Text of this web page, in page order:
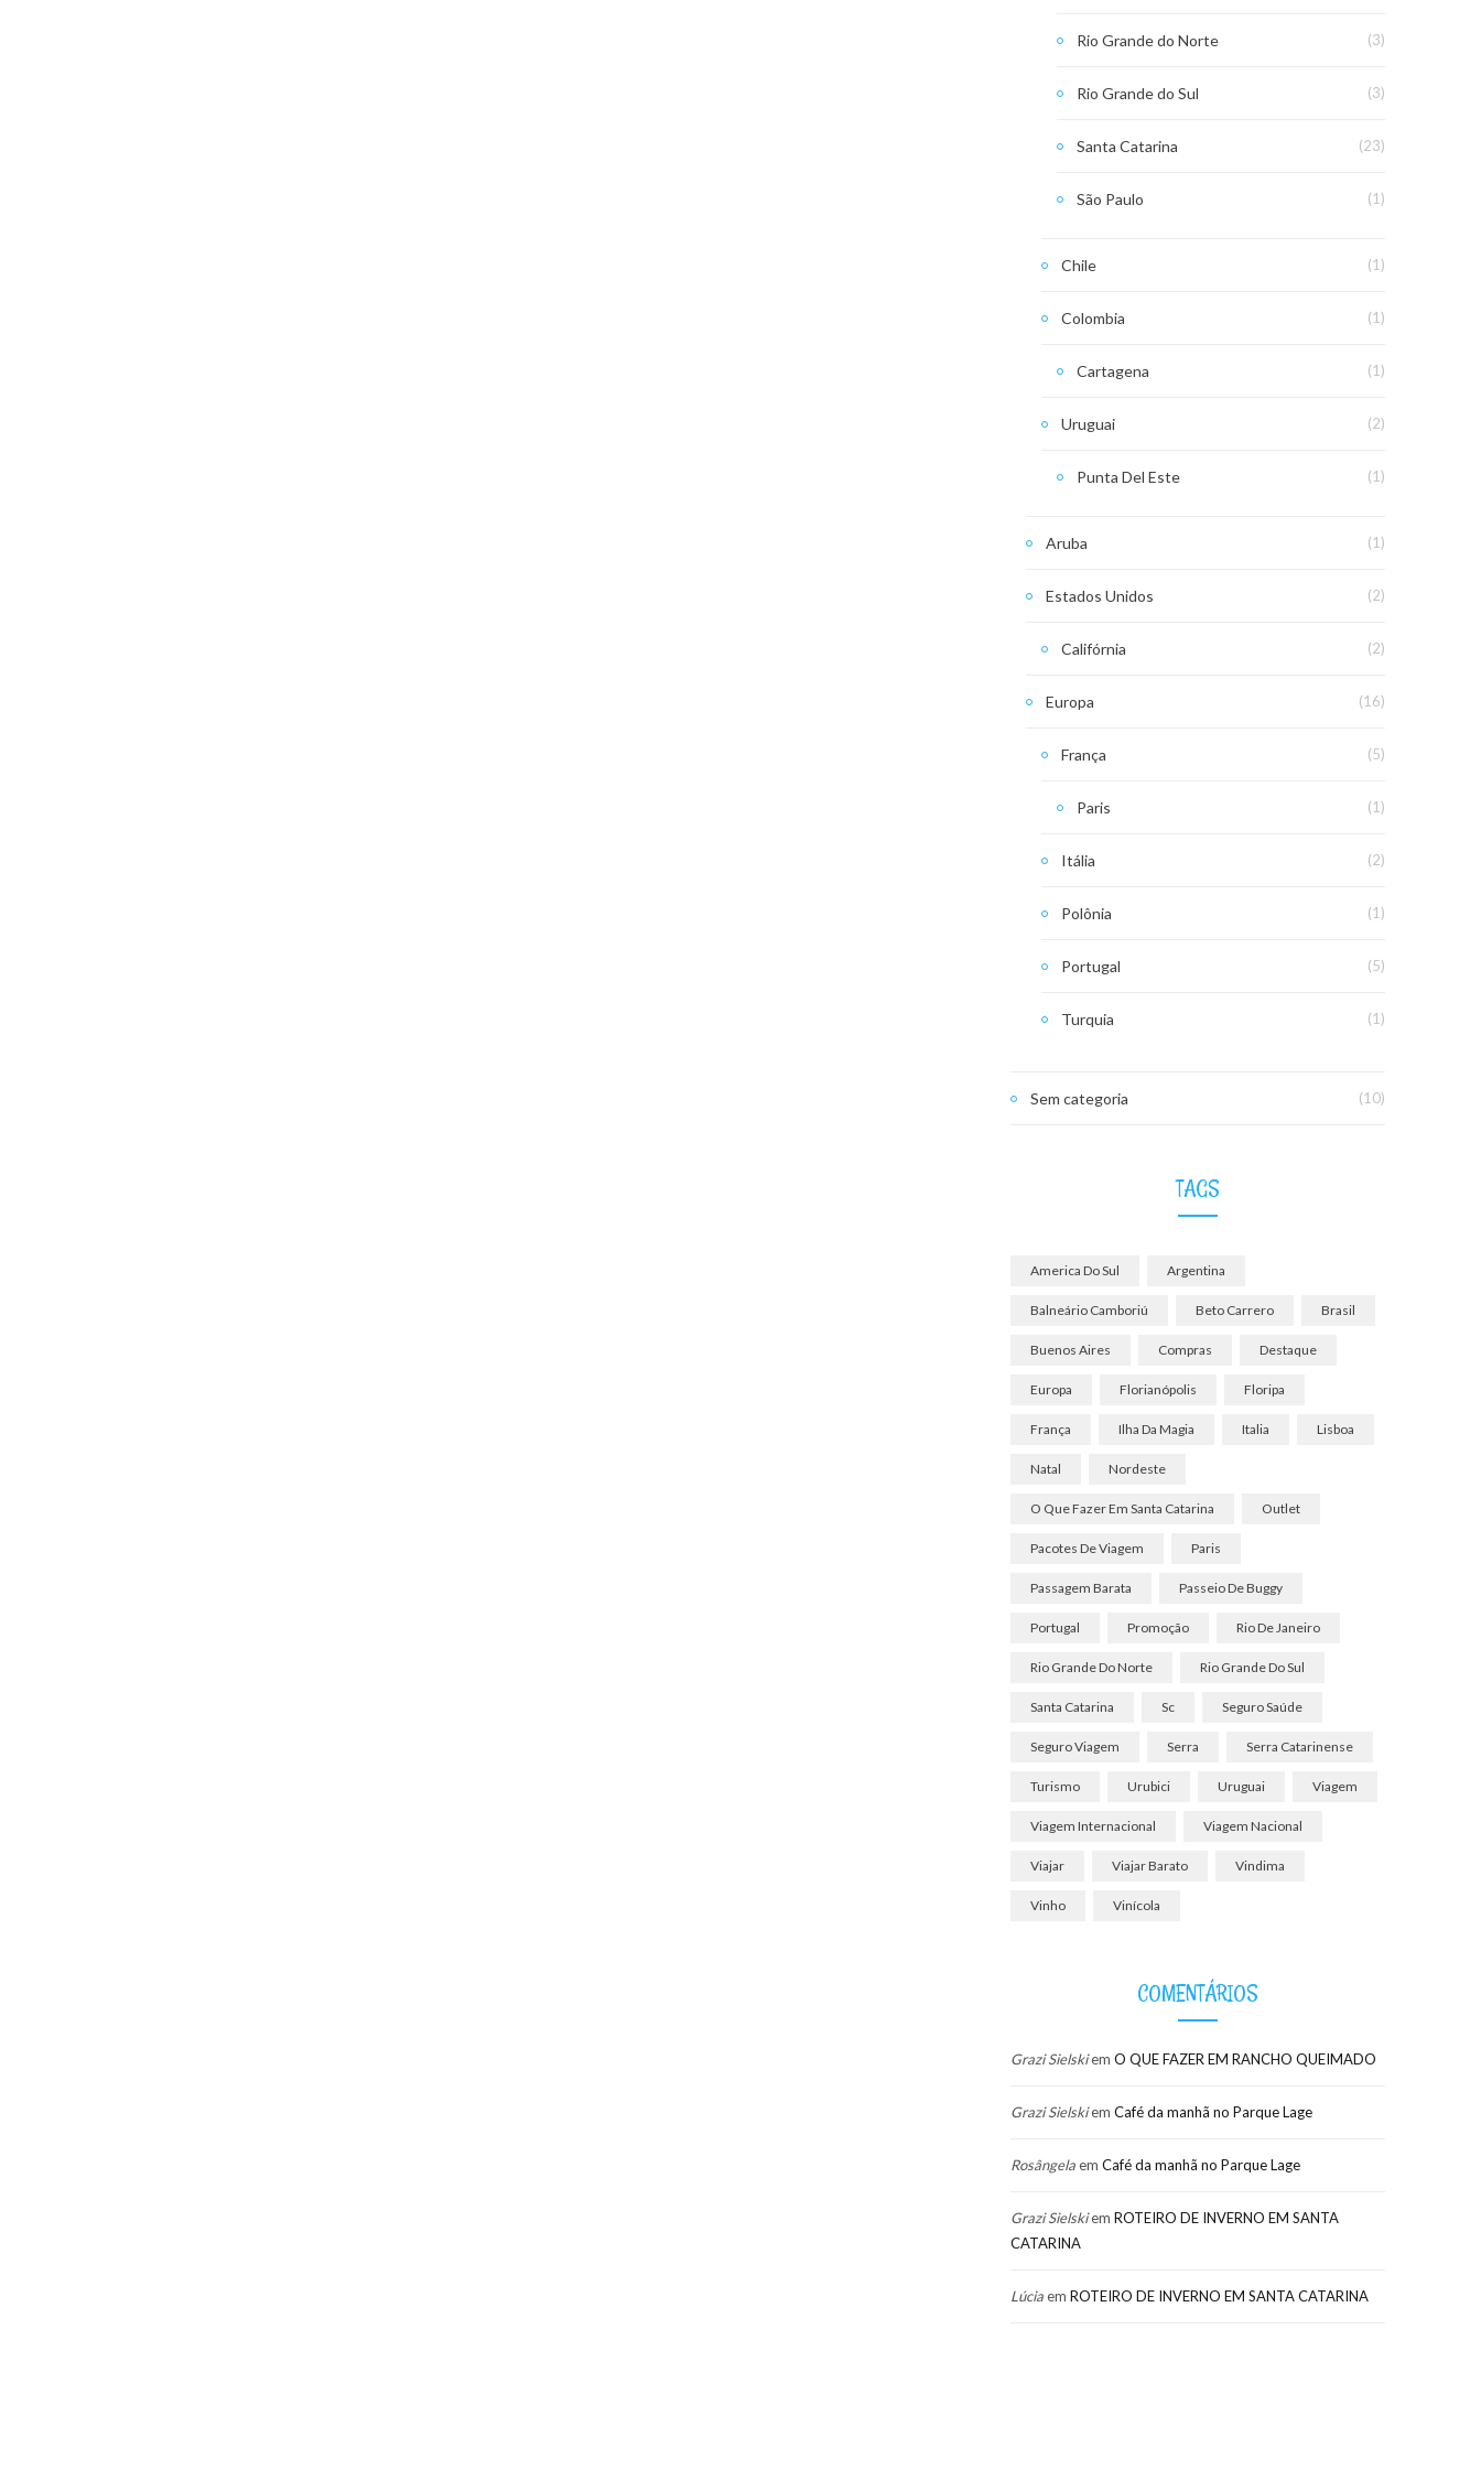
Rio Grande do Norte (3)
Rio Grande do Sul (3)
Santa Catarina (23)
São Paulo (1)
Chile (1)
Colombia (1)
Cartagena (1)
Uruguai (2)
Punta Del Este (1)
Aruba (1)
Estados Unidos (2)
Califórnia (2)
Europa (16)
França (5)
Paris (1)
Itália (2)
Polônia (1)
Portugal (5)
Turquia (1)
Sem categoria (10)
TAGS
America Do Sul Argentina
Balneário Camboriú Beto Carrero Brasil
Buenos Aires Compras Destaque
Europa Florianópolis Floripa
França Ilha Da Magia Italia Lisboa
Natal Nordeste
O Que Fazer Em Santa Catarina Outlet
Pacotes De Viagem Paris
Passagem Barata Passeio De Buggy
Portugal Promoção Rio De Janeiro
Rio Grande Do Norte Rio Grande Do Sul
Santa Catarina Sc Seguro Saúde
Seguro Viagem Serra Serra Catarinense
Turismo Urubici Uruguai Viagem
Viagem Internacional Viagem Nacional
Viajar Viajar Barato Vindima
Vinho Vinícola
COMENTÁRIOS
Grazi Sielskiem O QUE FAZER EM RANCHO QUEIMADO
Grazi Sielskiem Café da manhã no Parque Lage
Rosângelaem Café da manhã no Parque Lage
Grazi Sielskiem ROTEIRO DE INVERNO EM SANTA
CATARINA
Lúciaem ROTEIRO DE INVERNO EM SANTA CATARINA